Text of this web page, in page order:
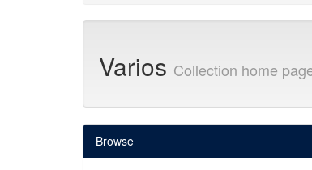
Varios Collection home
Browse